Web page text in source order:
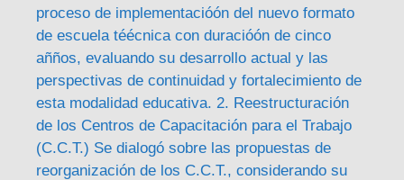
proceso de implementacióón del nuevo formato
de escuela téécnica con duracióón de cinco
añños, evaluando su desarrollo actual y las
perspectivas de continuidad y fortalecimiento de
esta modalidad educativa. 2. Reestructuración
de los Centros de Capacitación para el Trabajo
(C.C.T.) Se dialogó sobre las propuestas de
reorganización de los C.C.T., considerando su